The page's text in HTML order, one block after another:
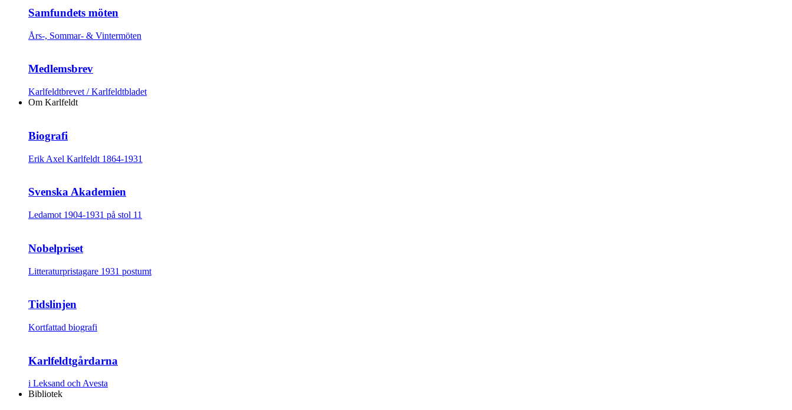
Samfundets möten
Års-, Sommar- & Vintermöten
Medlemsbrev
Karlfeldtbrevet / Karlfeldtbladet
Om Karlfeldt
Biografi
Erik Axel Karlfeldt 1864-1931
Svenska Akademien
Ledamot 1904-1931 på stol 11
Nobelpriset
Litteraturpristagare 1931 postumt
Tidslinjen
Kortfattad biografi
Karlfeldtgårdarna
i Leksand och Avesta
Bibliotek